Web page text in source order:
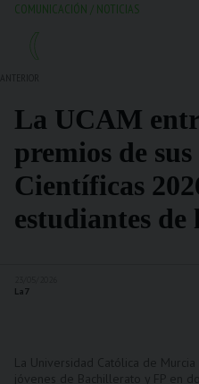
COMUNICACIÓN / NOTICIAS
La UCAM
premios de
Científicas
estudiantes de
La7